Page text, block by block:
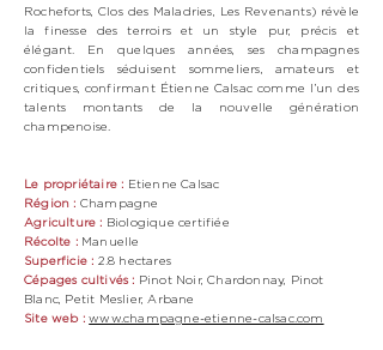
Rocheforts, Clos des Maladries, Les Revenants) révèle
la finesse des terroirs et un style pur, précis et
élégant. En quelques années, ses champagnes
confidentiels séduisent sommeliers, amateurs et
critiques, confirmant Étienne Calsac comme l’un des
talents montants de la nouvelle génération
champenoise.
Le propriétaire : Etienne Calsac
Région : Champagne
Agriculture : Biologique certifiée
Récolte :Manuelle
Superficie : 2.8 hectares
Cépages cultivés : Pinot Noir, Chardonnay, Pinot
Blanc, Petit Meslier, Arbane
Site web :www.champagne-etienne-calsac.com